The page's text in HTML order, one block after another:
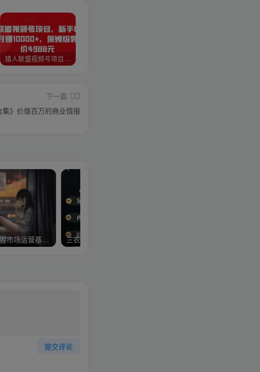
猎人联盟视频号项目，新手0基础轻松月赚10000+，保姆级教程原价4988元
下一篇
》价值百万的商业情报
【暖石运营】掌握市场运营基本功
提交评论